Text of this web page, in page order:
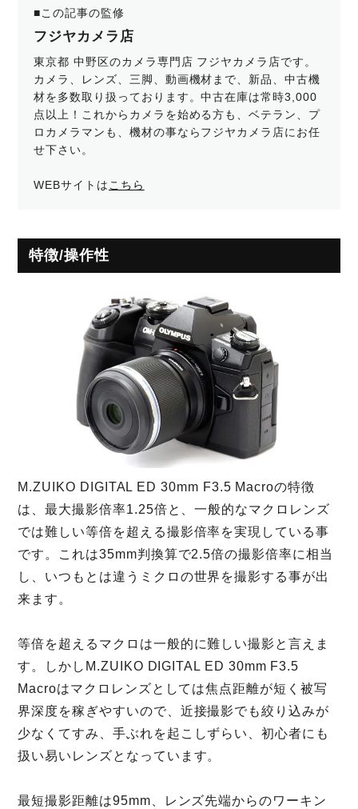
■この記事の監修
フジヤカメラ店
東京都 中野区のカメラ専門店 フジヤカメラ店です。
カメラ、レンズ、三脚、動画機材まで、新品、中古機
材を多数取り扱っております。中古在庫は常時3,000
点以上！これからカメラを始める方も、ベテラン、プ
ロカメラマンも、機材の事ならフジヤカメラ店にお任
せ下さい。
WEBサイトは こちら
特徴/操作性
M.ZUIKO DIGITAL ED 30mm F3.5 Macroの特徴
は、最大撮影倍率1.25倍と、一般的なマクロレンズ
では難しい等倍を超える撮影倍率を実現している事
です。これは35mm判換算で2.5倍の撮影倍率に相当
し、いつもとは違うミクロの世界を撮影する事が出
来ます。
等倍を超えるマクロは一般的に難しい撮影と言えま
す。しかしM.ZUIKO DIGITAL ED 30mm F3.5
Macroはマクロレンズとしては焦点距離が短く被写
界深度を稼ぎやすいので、近接撮影でも絞り込みが
少なくてすみ、手ぶれを起こしずらい、初心者にも
扱い易いレンズとなっています。
最短撮影距離は95mm、レンズ先端からのワーキン